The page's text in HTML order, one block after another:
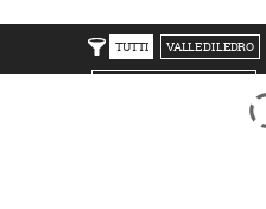
TUTTI VALLE DI LEDRO
ROVERETO M.BALDO V/GRESTA